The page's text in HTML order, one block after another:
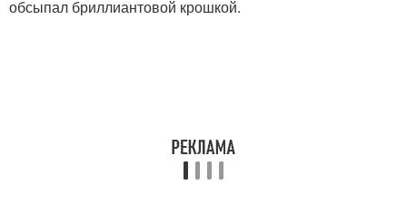
обсыпал бриллиантовой крошкой.